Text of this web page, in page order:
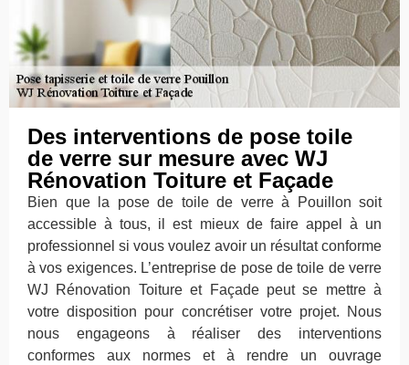
Des interventions de pose toile
de verre sur mesure avec WJ
Rénovation Toiture et Façade
Bien que la pose de toile de verre à Pouillon soit
accessible à tous, il est mieux de faire appel à un
professionnel si vous voulez avoir un résultat conforme
à vos exigences. L’entreprise de pose de toile de verre
WJ Rénovation Toiture et Façade peut se mettre à
votre disposition pour concrétiser votre projet. Nous
nous engageons à réaliser des interventions
conformes aux normes et à rendre un ouvrage